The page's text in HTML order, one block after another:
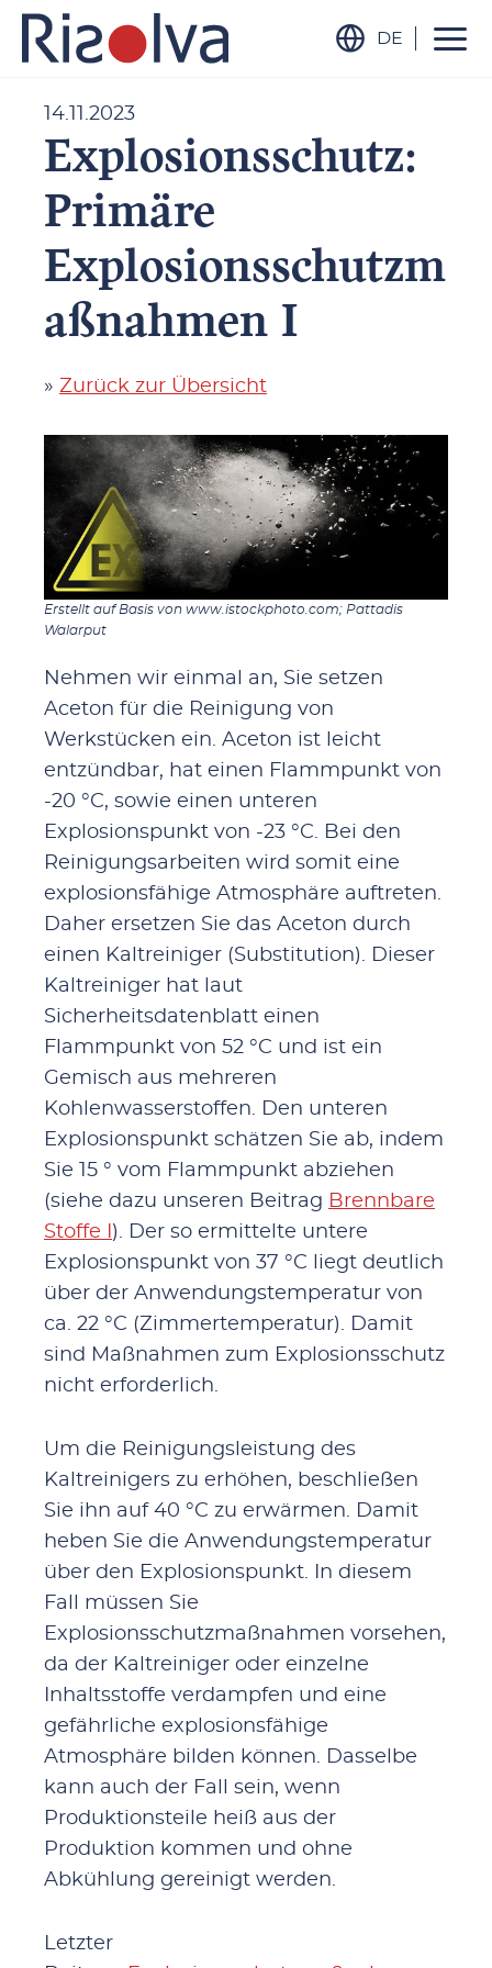
DE
14.11.2023
Explosionsschutz:
Primäre
Explosionsschutzm
aßnahmen I
» Zurück zur Übersicht
Erstellt auf Basis von www.istockphoto.com; Pattadis
Walarput
Nehmen wir einmal an, Sie setzen
Aceton für die Reinigung von
Werkstücken ein. Aceton ist leicht
entzündbar, hat einen Flammpunkt von
-20 °C, sowie einen unteren
Explosionspunkt von -23 °C. Bei den
Reinigungsarbeiten wird somit eine
explosionsfähige Atmosphäre auftreten.
Daher ersetzen Sie das Aceton durch
einen Kaltreiniger (Substitution). Dieser
Kaltreiniger hat laut
Sicherheitsdatenblatt einen
Flammpunkt von 52 °C und ist ein
Gemisch aus mehreren
Kohlenwasserstoffen. Den unteren
Explosionspunkt schätzen Sie ab, indem
Sie 15 ° vom Flammpunkt abziehen
(siehe dazu unseren Beitrag Brennbare
Stoffe I ). Der so ermittelte untere
Explosionspunkt von 37 °C liegt deutlich
über der Anwendungstemperatur von
ca. 22 °C (Zimmertemperatur). Damit
sind Maßnahmen zum Explosionsschutz
nicht erforderlich.
Um die Reinigungsleistung des
Kaltreinigers zu erhöhen, beschließen
Sie ihn auf 40 °C zu erwärmen. Damit
heben Sie die Anwendungstemperatur
über den Explosionspunkt. In diesem
Fall müssen Sie
Explosionsschutzmaßnahmen vorsehen,
da der Kaltreiniger oder einzelne
Inhaltsstoffe verdampfen und eine
gefährliche explosionsfähige
Atmosphäre bilden können. Dasselbe
kann auch der Fall sein, wenn
Produktionsteile heiß aus der
Produktion kommen und ohne
Abkühlung gereinigt werden.
Letzter